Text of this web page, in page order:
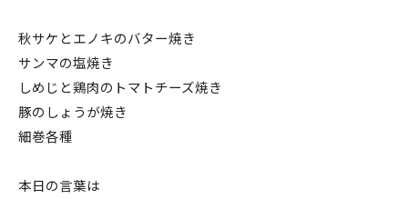
秋サケとエノキのバター焼き
サンマの塩焼き
しめじと鶏肉のトマトチーズ焼き
豚のしょうが焼き
細巻各種
本日の言葉は